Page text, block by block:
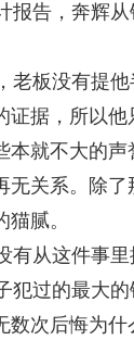
告，奔辉从
板没有提他
证据，所以他
本就不大的声
无关系。除
腻。
从这件事里
过的最大的
数次后悔为什